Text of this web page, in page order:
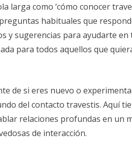
larga como ‘cómo conocer
habituales que
y sugerencias para ayudarte
para todos aquellos que
de si eres nuevo o
del contacto travestis. Aquí
relaciones profundas en un
de interacción.